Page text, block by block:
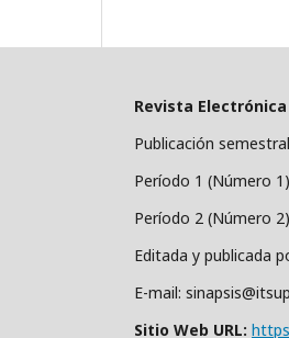
Revista
Publicación
Período 1 (Número
Período 2 (Número
Editada y publicada
E-mail:
Sitio Web URL: